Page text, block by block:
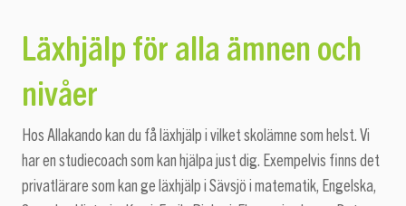
Läxhjälp för alla ämnen och
nivåer
Hos Allakando kan du få läxhjälp i vilket skolämne som helst. Vi
har en studiecoach som kan hjälpa just dig. Exempelvis finns det
privatlärare som kan ge läxhjälp i Sävsjö i matematik, Engelska,